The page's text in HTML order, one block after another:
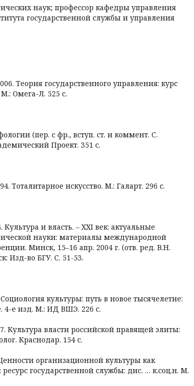
наук; профессор кафедры управления
государственной службы и управления
Теория государственного управления: курс
Омега-Л. 525 с.
(пер. с фр., вступ. ст. и коммент. С.
Проект. 351 с.
Тоталитарное искусство. М.: Галарт. 296 с.
Культура и власть. – XXI век: актуальные
науки: материалы международной
Минск, 15–16 апр. 2004 г. (отв. ред. В.Н.
Изд-во БГУ. С. 51-53.
культуры: путь в новое тысячелетие:
4-е изд. М.: ИД ВШЭ. 226 с.
Культура власти российской правящей элиты:
Краснодар. 154 с.
организационной культуры как
государственной службы: дис. … к.соц.н. М.